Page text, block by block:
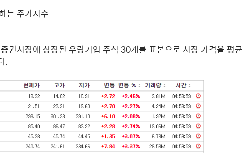
는 주가지수
권시장에 상장된 우량기업 주식 30개를 표본으로 시장 가격을 평균
.